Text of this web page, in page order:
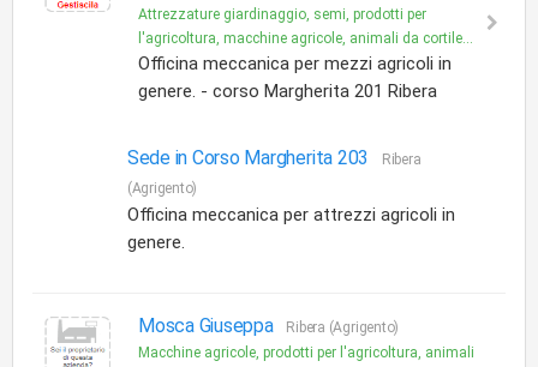
Attrezzature giardinaggio, semi, prodotti per
l'agricoltura, macchine agricole, animali da cortile...
Officina meccanica per mezzi agricoli in
genere. - corso Margherita 201 Ribera
Sede in Corso Margherita 203
Ribera
(Agrigento)
Officina meccanica per attrezzi agricoli in
genere.
Mosca Giuseppa
Ribera (Agrigento)
Macchine agricole, prodotti per l'agricoltura, animali